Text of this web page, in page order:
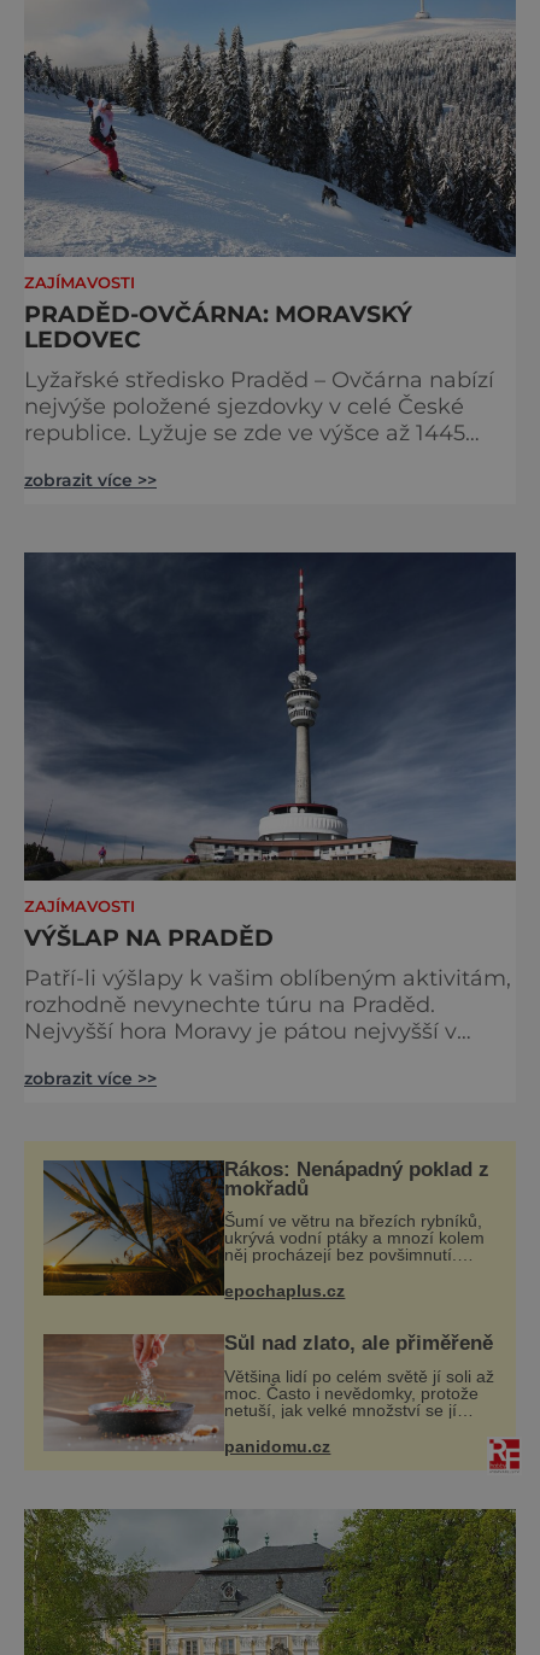
ZAJÍMAVOSTI
PRADĚD-OVČÁRNA: MORAVSKÝ
LEDOVEC
Lyžařské středisko Praděd – Ovčárna nabízí
nejvýše položené sjezdovky v celé České
republice. Lyžuje se zde ve výšce až 1445
nejlepší sněhové podmínky. Vybrat si zde
kilometru tratí a na své si přijdou jak lyžaři
zobrazit více >>
ZAJÍMAVOSTI
VÝŠLAP NA PRADĚD
Patří-li výšlapy k vašim oblíbeným aktivitám,
rozhodně nevynechte túru na Praděd.
Nejvyšší hora Moravy je pátou nejvyšší v
vrcholku uvidíte nejen Sněžku a Ještěd, ale
se nacházejí lázně Karlova Studánka. Pokud
je na vás taková trasa moc dlouhá, můžete
odtud kyvadlovým
zobrazit více >>
Rákos: Nenápadný poklad z
mokřadů
Šumí ve větru na březích rybníků,
ukrývá vodní ptáky a mnozí kolem
něj procházejí bez povšimnutí.
domy, vyrábět lodě, zapisovat první
texty a inspiroval řadu pověstí.
epochaplus.cz
Sůl nad zlato, ale přiměřeně
Většina lidí po celém světě jí soli až
moc. Často i nevědomky, protože
netuší, jak velké množství se jí
potravinách, dokonce i těch
sladkých. Sůl je zdravá
panidomu.cz